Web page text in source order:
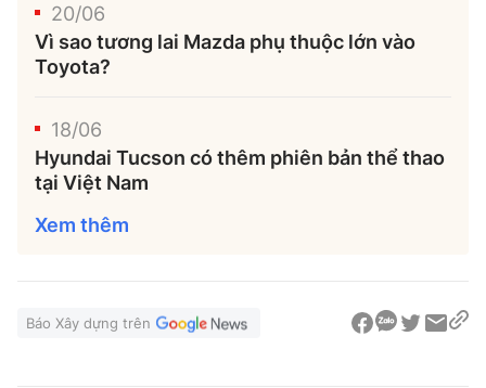
20/06
Vì sao tương lai Mazda phụ thuộc lớn vào
Toyota?
18/06
Hyundai Tucson có thêm phiên bản thể thao
tại Việt Nam
Xem thêm
Báo Xây dựng trên